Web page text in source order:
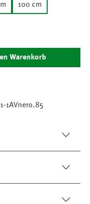
100 cm
Wert
Warenkorb
1AVnero.85